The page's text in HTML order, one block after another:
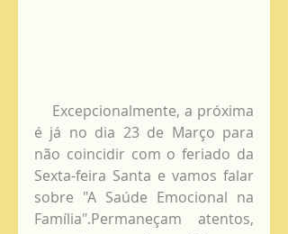
é já no dia 23 de Março para
não coincidir com o feriado da
Sexta-feira Santa e vamos falar
sobre "A Saúde Emocional na
Família".Permaneçam atentos,